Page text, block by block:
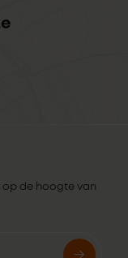
op de hoogte van